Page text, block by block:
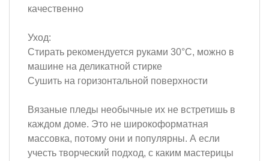
качественно
Уход:
Стирать рекомендуется руками 30°C, можно в
машине на деликатной стирке
Сушить на горизонтальной поверхности
Вязаные пледы необычные их не встретишь в
каждом доме. Это не широкоформатная
массовка, потому они и популярны. А если
учесть творческий подход, с каким мастерицы